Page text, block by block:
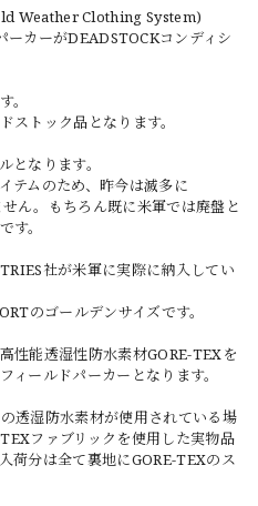
Weather Clothing System)
カーがDEADSTOCKコンディシ
。
ストック品となります。
となります。
テムのため、昨今は滅多に
ん。もちろん既に米軍では廃盤と
す。
社が米軍に実際に納入してい
のゴールデンサイズです。
性能透湿性防水素材GORE-TEXを
ィールドパーカーとなります。
透湿防水素材が使用されている場
ファブリックを使用した実物品
荷分は全て裏地にGORE-TEXのス